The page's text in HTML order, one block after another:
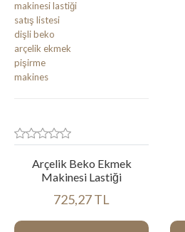
Arçelik Beko Ekmek
Makinesi Lastiği
725,27 TL